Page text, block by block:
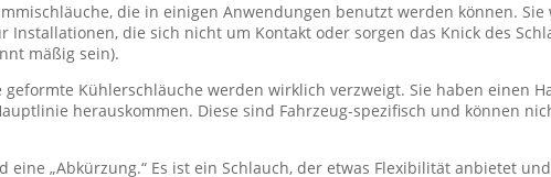
die in einigen Anwendungen benutzt werden können.
Installationen, die sich nicht um Kontakt oder sorgen das Knick des
mäßig sein).
geformte Kühlerschläuche werden wirklich verzweigt. Sie haben einen
herauskommen. Diese sind Fahrzeug-spezifisch und können
eine „Abkürzung.“ Es ist ein Schlauch, der etwas Flexibilität anbietet